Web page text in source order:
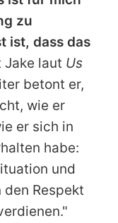
zu
ist, dass das
Jake laut Us
betont er,
wie er
er sich in
habe:
und
Respekt